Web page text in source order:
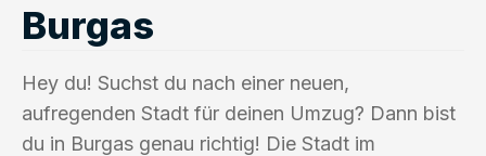
Burgas
Hey du! Suchst du nach einer neuen,
aufregenden Stadt für deinen Umzug? Dann bist
du in Burgas genau richtig! Die Stadt im